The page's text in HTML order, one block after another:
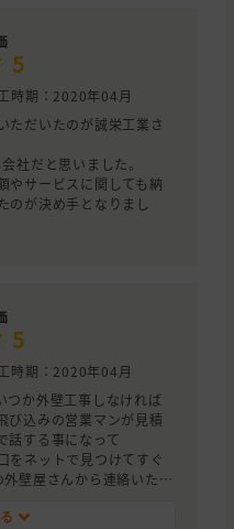
5
時期：2020年04月
ただいたのが誠栄工業さ
社だと思いました。
やサービスに関しても納
のが決め手となりまし
5
時期：2020年04月
つか外壁工事しなければ
び込みの営業マンが見積
話する事になって
をネットで見つけてすぐ
壁屋さんから連絡いただ
積もりも持ち帰られて凄